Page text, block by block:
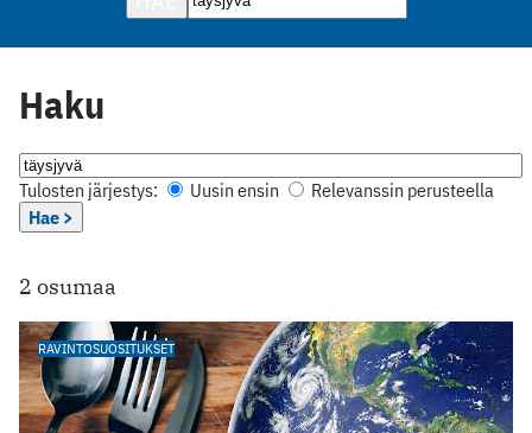
Haku
Tulosten järjestys: Uusin ensin
Relevanssin perusteella
Hae >
2 osumaa
RAVINTOSUOSITUKSET